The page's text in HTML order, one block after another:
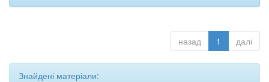
назад 1 далі
Знайдені матеріали: